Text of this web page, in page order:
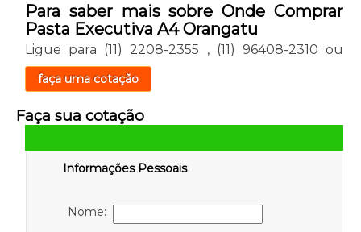
Para saber mais sobre Onde Comprar
Pasta Executiva A4 Orangatu
Ligue para (11) 2208-2355 , (11) 96408-2310 ou
faça uma cotação
Faça sua cotação
Informações Pessoais
Nome: